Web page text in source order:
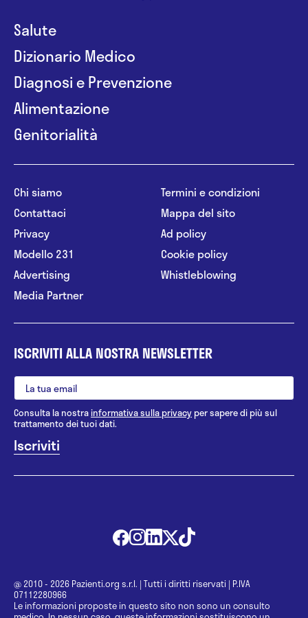
Salute
Dizionario Medico
Diagnosi e Prevenzione
Alimentazione
Genitorialità
Chi siamo
Contattaci
Privacy
Modello 231
Advertising
Media Partner
Termini e condizioni
Mappa del sito
Ad policy
Cookie policy
Whistleblowing
ISCRIVITI ALLA NOSTRA NEWSLETTER
Consulta la nostrainformativa sulla privacy per sapere di più sul
trattamento dei tuoi dati.
@ 2010 - 2026 Pazienti.org s.r.l. | Tutti i diritti riservati | P.IVA
07112280966
Le informazioni proposte in questo sito non sono un consulto